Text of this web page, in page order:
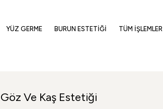
YÜZ GERME BURUN ESTETIĞI TÜM İŞLEMLER
Göz Ve Kaş Estetiği